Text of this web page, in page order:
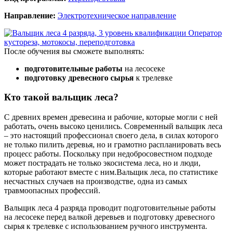
Направление: Электротехническое направление
После обучения вы сможете выполнять:
подготовительные работы на лесосеке
подготовку древесного сырья к трелевке
Кто такой вальщик леса?
С древних времен древесина и рабочие, которые могли с ней
работать, очень высоко ценились. Современный вальщик леса
– это настоящий профессионал своего дела, в силах которого
не только пилить деревья, но и грамотно распланировать весь
процесс работы. Поскольку при недобросовестном подходе
может пострадать не только экосистема леса, но и люди,
которые работают вместе с ним.Вальщик леса, по статистике
несчастных случаев на производстве, одна из самых
травмоопасных профессий.
Вальщик леса 4 разряда проводит подготовительные работы
на лесосеке перед валкой деревьев и подготовку древесного
сырья к трелевке с использованием ручного инструмента.